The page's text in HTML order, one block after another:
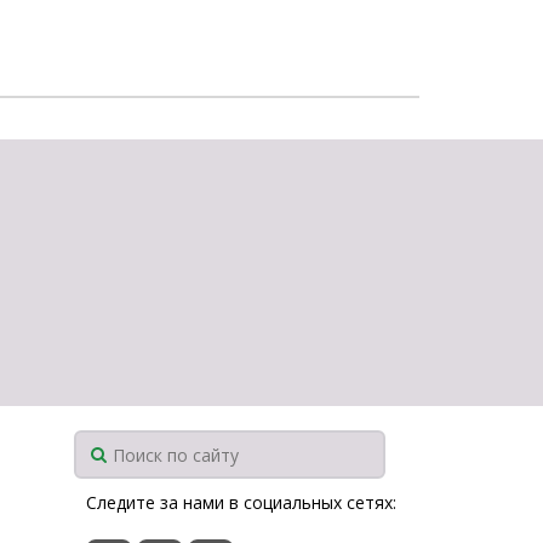
Следите за нами в социальных сетях: